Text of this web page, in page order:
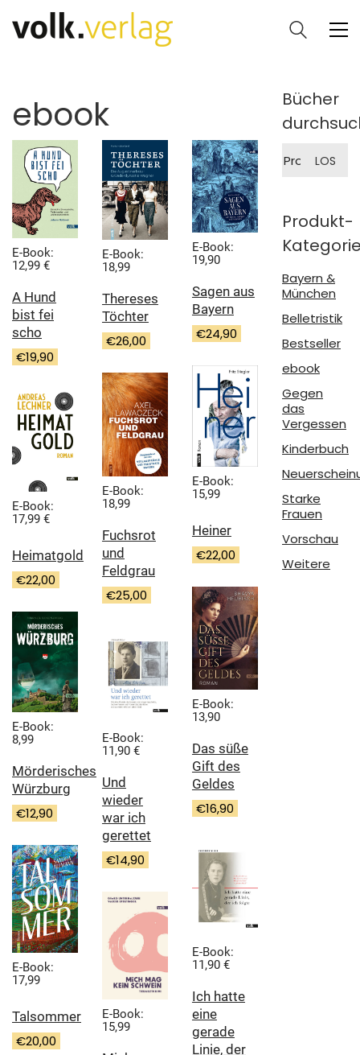
ebook
E-Book:
12,99 €
A Hund
bist fei
scho
€19,90
E-Book:
18,99
Thereses
Töchter
€26,00
E-Book:
19,90
Sagen aus
Bayern
€24,90
E-Book:
15,99
Heiner
€22,00
E-Book:
18,99
Fuchsrot
und
Feldgrau
€25,00
E-Book:
17,99 €
Heimatgold
€22,00
E-Book:
13,90
Das süße
Gift des
Geldes
€16,90
E-Book:
8,99
Mörderisches
Würzburg
€12,90
E-Book:
11,90 €
Und
wieder
war ich
gerettet
€14,90
E-Book:
11,90 €
Ich hatte
eine
gerade
Linie, der
E-Book:
17,99
Talsommer
€20,00
E-Book:
15,99
Bücher
nach:
LOS
Produkt-
Bayern &
München
Belletristik
Bestseller
ebook
Gegen
das
Vergessen
Kinderbuch
Starke
Frauen
Vorschau
Weitere